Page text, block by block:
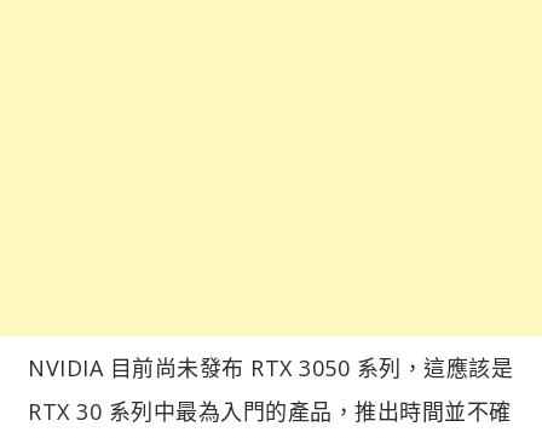
NVIDIA 目前尚未發布 RTX 3050 系列，這應該是
RTX 30 系列中最為入門的產品，推出時間並不確